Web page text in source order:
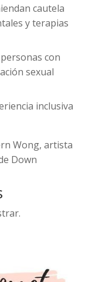
cautela
y terapias
con
sexual
inclusiva
Wong, artista
Down